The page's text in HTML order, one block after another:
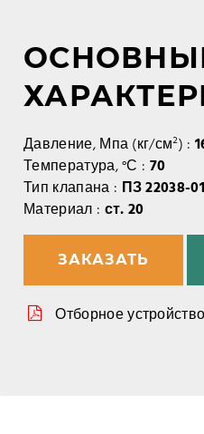
Давление, Мпа (кг/см²) :
Температура, °С : 70
Тип клапана : ПЗ 22038-
Материал : ст. 20
ЗАКАЗАТЬ
Отборное